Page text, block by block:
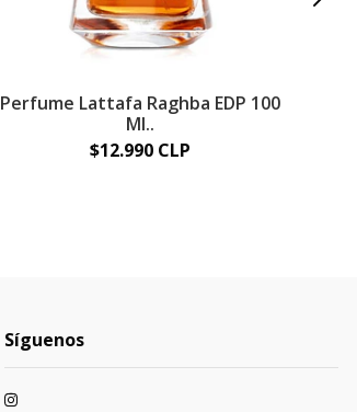
Perfume Lattafa Raghba EDP 100
Ml..
$12.990 CLP
Síguenos